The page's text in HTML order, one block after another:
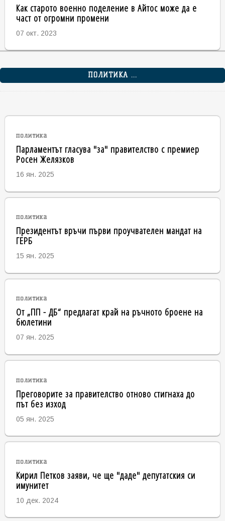
Как старото военно поделение в Айтос може да е
част от огромни промени
07 окт. 2023
ПОЛИТИКА ...
политика
Парламентът гласува "за" правителство с премиер
Росен Желязков
16 ян. 2025
политика
Президентът връчи първи проучвателен мандат на
ГЕРБ
15 ян. 2025
политика
От „ПП - ДБ“ предлагат край на ръчното броене на
бюлетини
07 ян. 2025
политика
Преговорите за правителство отново стигнаха до
път без изход
05 ян. 2025
политика
Кирил Петков заяви, че ще "даде" депутатския си
имунитет
10 дек. 2024